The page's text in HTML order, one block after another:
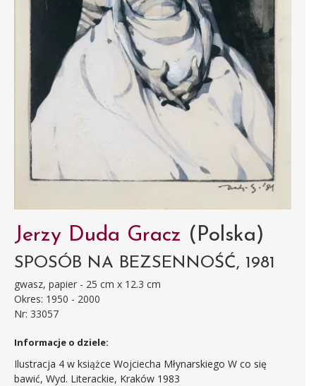
Jerzy Duda Gracz (Polska)
SPOSÓB NA BEZSENNOŚĆ, 1981
gwasz, papier - 25 cm x 12.3 cm
Okres: 1950 - 2000
Nr: 33057
Informacje o dziele:
Ilustracja 4 w książce Wojciecha Młynarskiego W co się
bawić, Wyd. Literackie, Kraków 1983